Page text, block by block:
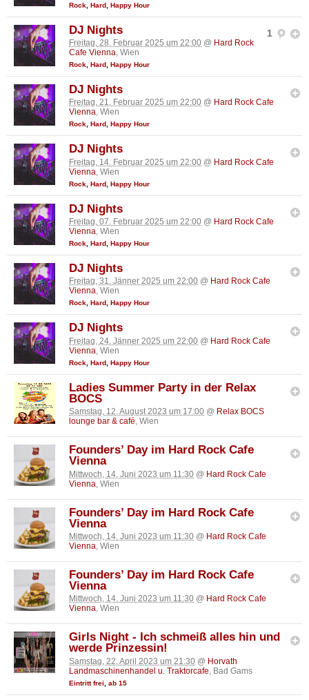
Rock Hard Happy Hour
1
DJ Nights
Freitag, 28. Februar 2025 um 22:00 @ Hard Rock
Cafe Vienna, Wien
Rock Hard Happy Hour
DJ Nights
Freitag, 21. Februar 2025 um 22:00 @ Hard Rock Cafe
Vienna, Wien
Rock, Hard, Happy Hour
DJ Nights
Freitag, 14. Februar 2025 um 22:00 @ Hard Rock Cafe
Vienna , Wien
Rock Hard Happy Hour
DJ Nights
Freitag, 07. Februar 2025 um 22:00 @ Hard Rock Cafe
Vienna, Wien
Rock Hard Happy Hour
DJ Nights
Freitag, 31. Jänner 2025 um 22:00 @ Hard Rock Cafe
Vienna, Wien
Rock, Hard, Happy Hour
DJ Nights
Freitag, 24. Jänner 2025 um 22:00 @ Hard Rock Cafe
Vienna, Wien
Rock Hard Happy Hour
Ladies Summer Party in der Relax
BOCS
Samstag, 12. August 2023 um 17:00 @ Relax BOCS
lounge bar & café, Wien
Founders’ Day im Hard Rock Cafe
Vienna
Mittwoch, 14. Juni 2023 um 11:30 @ Hard Rock Cafe
Vienna , Wien
Founders’ Day im Hard Rock Cafe
Vienna
Mittwoch, 14. Juni 2023 um 11:30 @ Hard Rock Cafe
Vienna, Wien
Founders’ Day im Hard Rock Cafe
Vienna
Mittwoch, 14. Juni 2023 um 11:30 @ Hard Rock Cafe
Vienna, Wien
Girls Night - Ich schmeiß alles hin und
werde Prinzessin!
Samstag, 22. April 2023 um 21:30 @ Horvath
Landmaschinenhandel u. Traktorcafe , Bad Gams
Eintritt frei ab 15